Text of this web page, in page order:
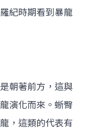
紀時期看到暴龍
朝著前方，這與
演化而來。蜥臀
，這類的代表有